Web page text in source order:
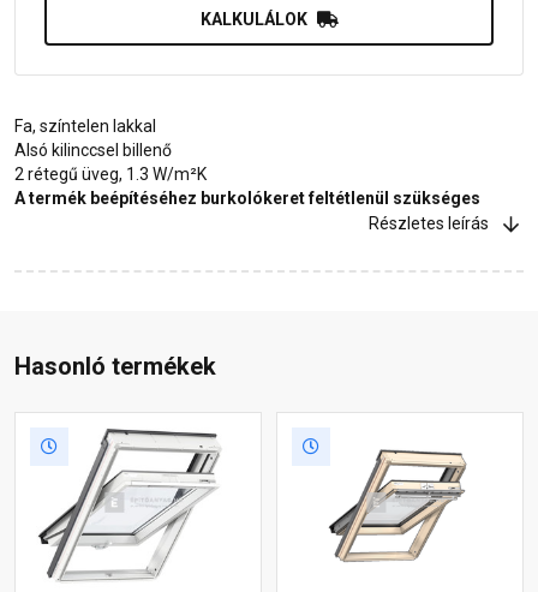
KALKULÁLOK
Fa, színtelen lakkal
Alsó kilinccsel billenő
2 rétegű üveg, 1.3 W/m²K
A termék beépítéséhez burkolókeret feltétlenül szükséges
Részletes leírás
Hasonló termékek